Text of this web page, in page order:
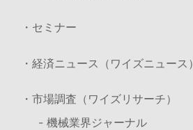
・セミナー
・経済ニュース（ワイズニュース）
・市場調査（ワイズリサーチ）
- 機械業界ジャーナル